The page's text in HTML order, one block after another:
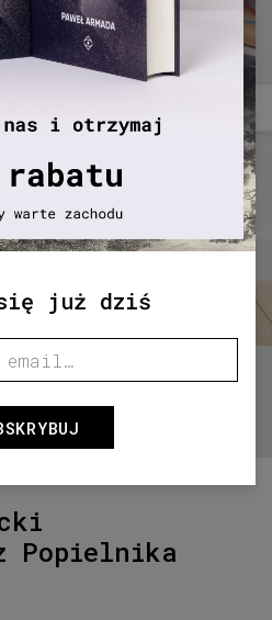
aby powiększyć
Popielnika
już dziś